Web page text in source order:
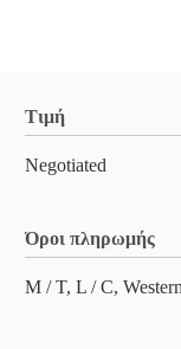
Τιμή
Negotiated
Όροι πληρωμής
Μ / Τ, L / C,